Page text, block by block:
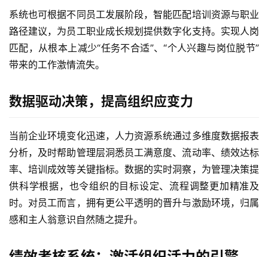
系统也可根据不同员工发展阶段，智能匹配培训资源与职业
路径建议，为员工职业成长规划提供数字化支持。实现人岗
匹配，从根本上减少“任务不合适”、“个人兴趣与岗位脱节”
带来的工作激情流失。
数据驱动决策，提高组织应变力
当前企业环境变化迅速，人力资源系统通过多维度数据报表
分析，及时帮助管理层洞悉员工满意度、流动率、绩效达标
率、培训成效等关键指标。数据的实时洞察，为管理决策提
供科学根据，也令组织的目标设定、流程调整更加精准及
时。对员工而言，拥有更公平透明的晋升与激励环境，归属
感和主人翁意识自然随之提升。